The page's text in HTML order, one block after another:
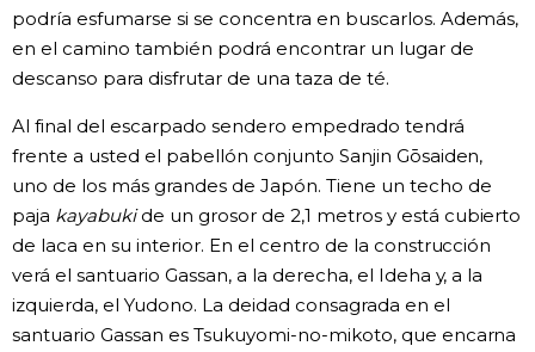
podría esfumarse si se concentra en buscarlos. Además,
en el camino también podrá encontrar un lugar de
descanso para disfrutar de una taza de té.
Al final del escarpado sendero empedrado tendrá
frente a usted el pabellón conjunto Sanjin Gōsaiden,
uno de los más grandes de Japón. Tiene un techo de
paja kayabukide un grosor de 2,1 metros y está cubierto
de laca en su interior. En el centro de la construcción
verá el santuario Gassan, a la derecha, el Ideha y, a la
izquierda, el Yudono. La deidad consagrada en el
santuario Gassan es Tsukuyomi-no-mikoto, que encarna